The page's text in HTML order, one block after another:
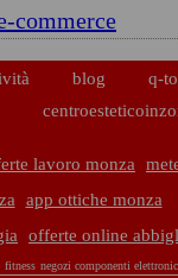
commerce
blog
q-
lavoro monza
app ottiche monza
offerte online
fitness negozi componenti